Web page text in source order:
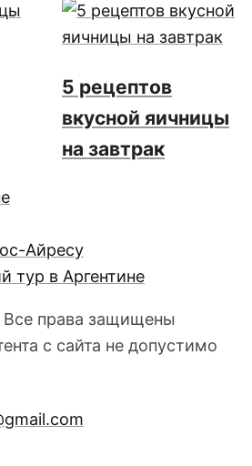
5 рецептов
вкусной яичницы
на завтрак
Айресу
тур в Аргентине
права защищены
с сайта не допустимо